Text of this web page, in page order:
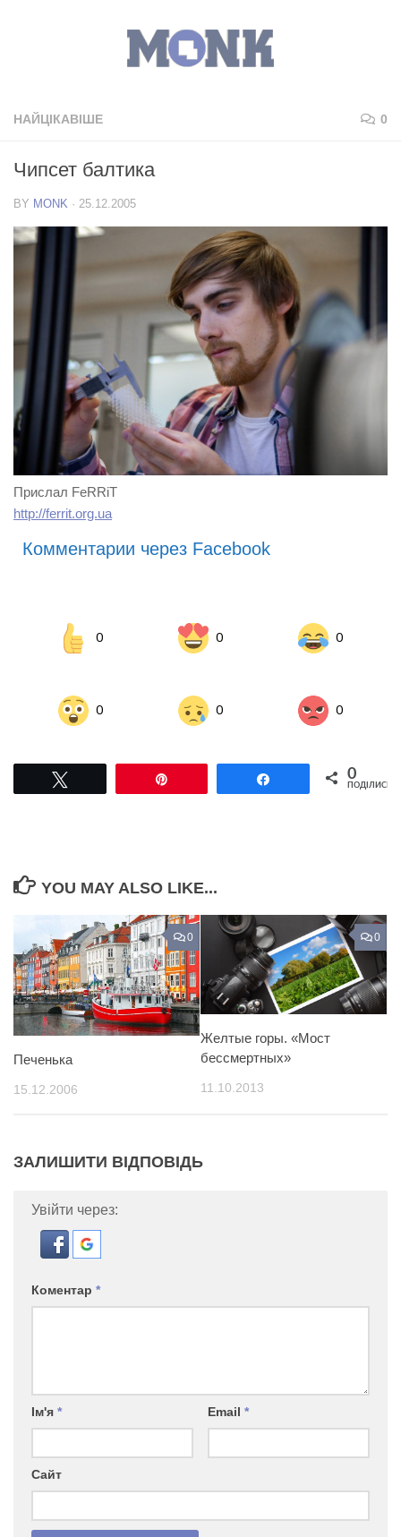
НАЙЦІКАВІШЕ 0
Чипсет балтика
BY MONK · 25.12.2005
Прислал FeRRiT
http://ferrit.org.ua
Комментарии через Facebook
0 0 0
0 0 0
Поділитися0
ПОДІЛИСЬ
YOU MAY ALSO LIKE...
0
Печенька
15.12.2006
0
Желтые горы. «Мост
бессмертных»
11.10.2013
ЗАЛИШИТИ ВІДПОВІДЬ
Увійти через:
Коментар *
Ім'я * Email *
Сайт